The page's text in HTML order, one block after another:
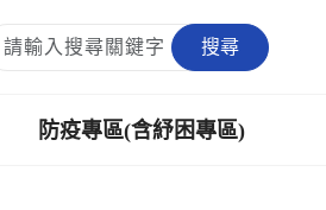
搜尋
防疫專區(含紓困專區)